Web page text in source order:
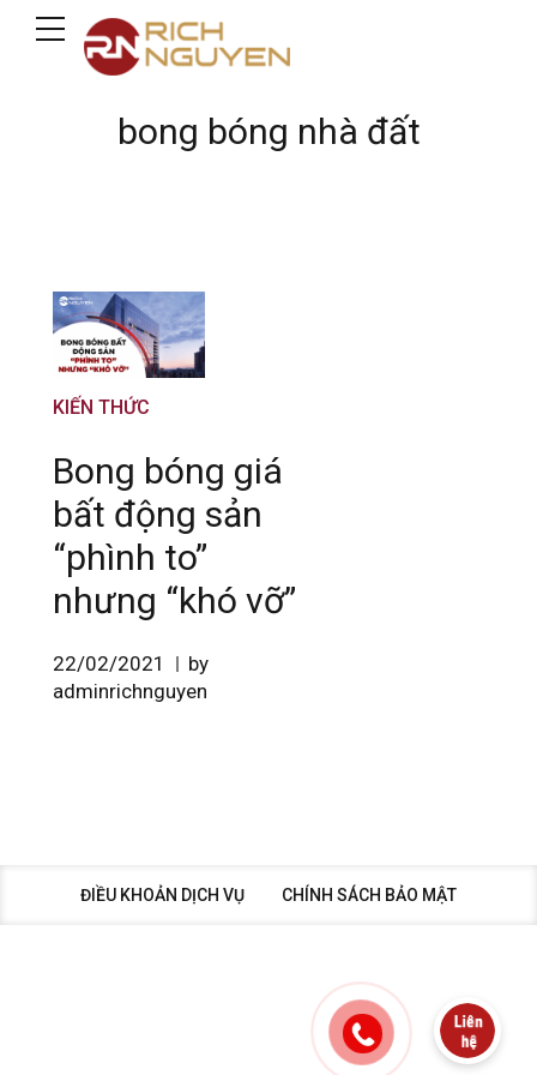
bong bóng nhà đất
KIẾN THỨC
Bong bóng giá
bất động sản
“phình to”
nhưng “khó vỡ”
22/02/2021
by
adminrichnguyen
ĐIỀU KHOẢN DỊCH VỤ CHÍNH SÁCH BẢO MẬT